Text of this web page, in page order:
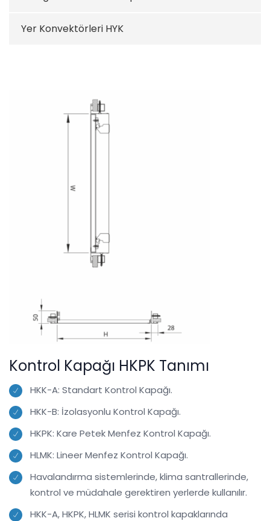
Yer Konvektörleri HYK
Kontrol Kapağı HKPK Tanımı
HKK-A: Standart Kontrol Kapağı.
HKK-B: İzolasyonlu Kontrol Kapağı.
HKPK: Kare Petek Menfez Kontrol Kapağı.
HLMK: Lineer Menfez Kontrol Kapağı.
Havalandırma sistemlerinde, klima santrallerinde,
kontrol ve müdahale gerektiren yerlerde kullanılır.
HKK-A, HKPK, HLMK serisi kontrol kapaklarında